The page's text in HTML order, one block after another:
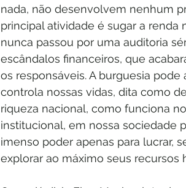
nada, não desenvolvem nenhum
principal atividade é sugar a renda
nunca passou por uma auditoria
escândalos financeiros, que
os responsáveis. A burguesia
controla nossas vidas, dita como
riqueza nacional, como funciona
institucional, em nossa sociedade
imenso poder apenas para lucrar,
explorar ao máximo seus recursos